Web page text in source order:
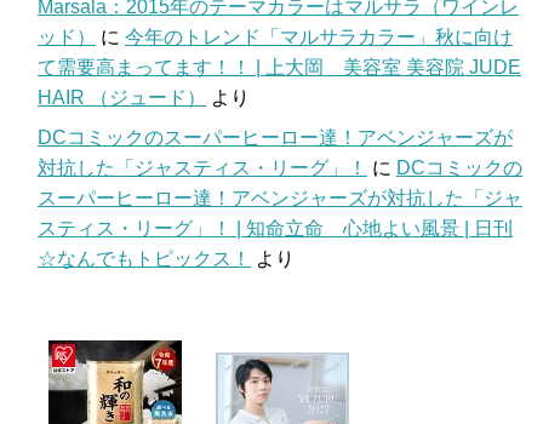
Marsala：2015年のテーマカラーはマルサラ（ワインレ
ッド）
に 今年のトレンド「マルサラカラー」秋に向け
て需要高まってます！！ | 上大岡 美容室 美容院 JUDE
HAIR （ジュード）
より
DCコミックのスーパーヒーロー達！アベンジャーズが
対抗した「ジャスティス・リーグ」！
に DCコミックの
スーパーヒーロー達！アベンジャーズが対抗した「ジャ
スティス・リーグ」！ | 知命立命 心地よい風景 | 日刊
☆なんでもトピックス！
より